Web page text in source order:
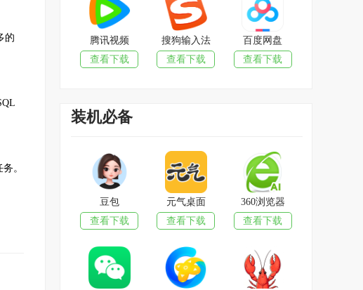
的
。
腾讯视频
查看下载
搜狗输入法
查看下载
百度网盘
查看下载
装机必备
豆包
查看下载
元气桌面
查看下载
360浏览器
查看下载